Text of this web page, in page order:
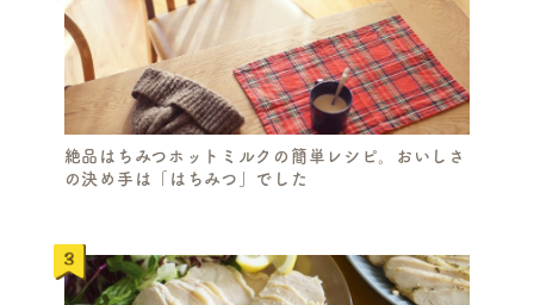
絶品はちみつホットミルクの簡単レシピ。おいしさ
の決め手は「はちみつ」でした